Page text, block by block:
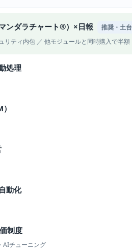
ンダラチャート®）×日報
推奨・土台
リティ内包 ／ 他モジュールと同時購入で半額
処理
動化
制度
AIチューニング